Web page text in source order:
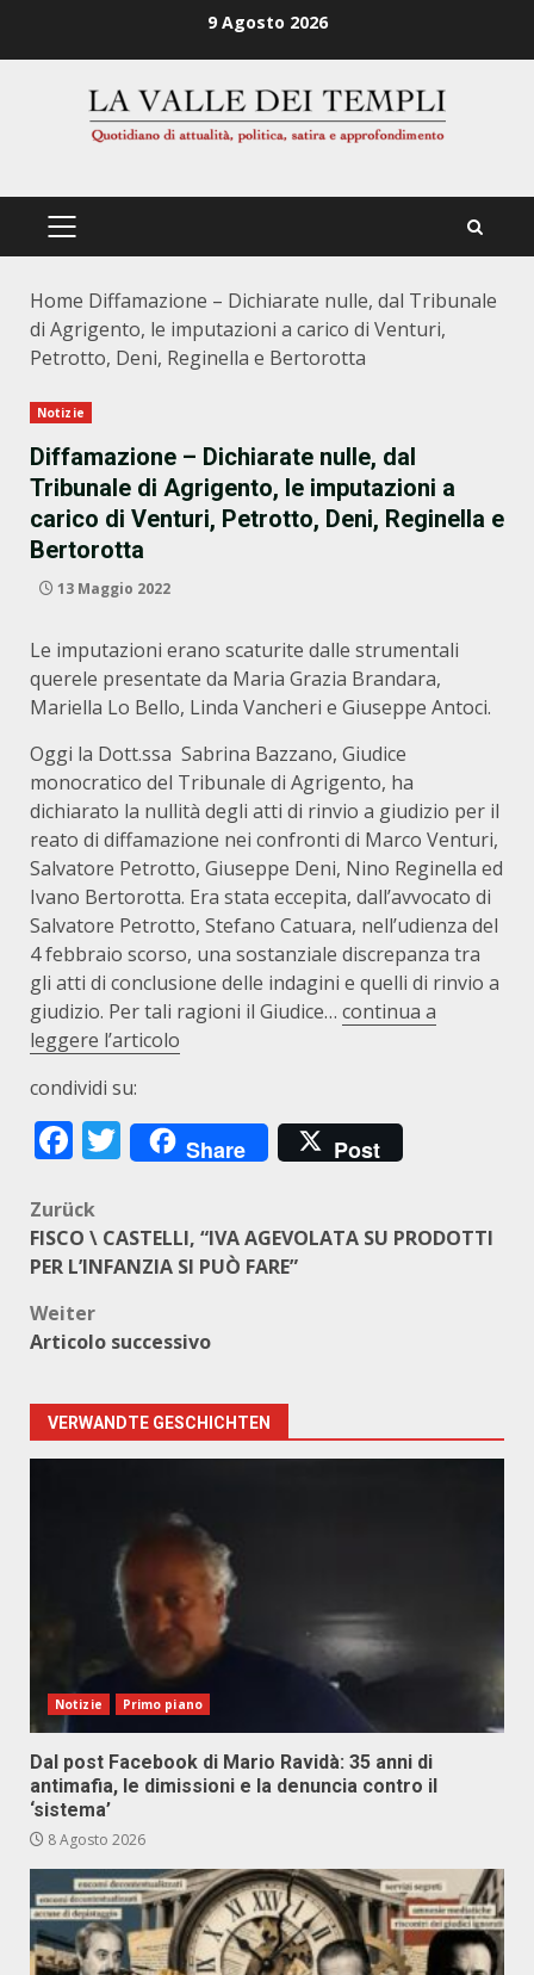
9 Agosto 2026
PRIMÄRES
Home Diffamazione – Dichiarate nulle, dal Tribunale
di Agrigento, le imputazioni a carico di Venturi,
Petrotto, Deni, Reginella e Bertorotta
Notizie
Diffamazione – Dichiarate nulle, dal
Tribunale di Agrigento, le imputazioni a
carico di Venturi, Petrotto, Deni, Reginella e
Bertorotta
13 Maggio 2022
Le imputazioni erano scaturite dalle strumentali
querele presentate da Maria Grazia Brandara,
Mariella Lo Bello, Linda Vancheri e Giuseppe Antoci.
Oggi la Dott.ssa Sabrina Bazzano, Giudice
monocratico del Tribunale di Agrigento, ha
dichiarato la nullità degli atti di rinvio a giudizio per il
reato di diffamazione nei confronti di Marco Venturi,
Salvatore Petrotto, Giuseppe Deni, Nino Reginella ed
Ivano Bertorotta. Era stata eccepita, dall’avvocato di
Salvatore Petrotto, Stefano Catuara, nell’udienza del
4 febbraio scorso, una sostanziale discrepanza tra
gli atti di conclusione delle indagini e quelli di rinvio a
giudizio. Per tali ragioni il Giudice… continua a
leggere l’articolo
condividi su:
Facebook
Twitter
Share Post
Beitragsnavigation
Zurück
FISCO \ CASTELLI, “IVA AGEVOLATA SU PRODOTTI
PER L’INFANZIA SI PUÒ FARE”
Weiter
Articolo successivo
VERWANDTE GESCHICHTEN
Notizie Primo piano
Dal post Facebook di Mario Ravidà: 35 anni di
antimafia, le dimissioni e la denuncia contro il
‘sistema’
8 Agosto 2026